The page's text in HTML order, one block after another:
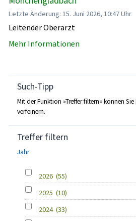
Letzte Änderung: 15. Juni 2026, 10:47 Uhr
Leitender Oberarzt
Mehr Informationen
Such-Tipp
Mit der Funktion »Treffer filtern« können
verfeinern.
Treffer filtern
Jahr
2026 (55)
2025 (10)
2024 (33)